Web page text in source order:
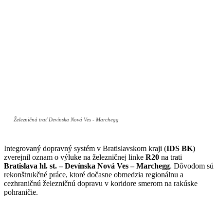
Železničná trať Devínska Nová Ves - Marchegg
Integrovaný dopravný systém v Bratislavskom kraji (IDS BK)
zverejnil oznam o výluke na železničnej linke R20 na trati
Bratislava hl. st. – Devínska Nová Ves – Marchegg. Dôvodom sú
rekonštrukčné práce, ktoré dočasne obmedzia regionálnu a
cezhraničnú železničnú dopravu v koridore smerom na rakúske
pohraničie.